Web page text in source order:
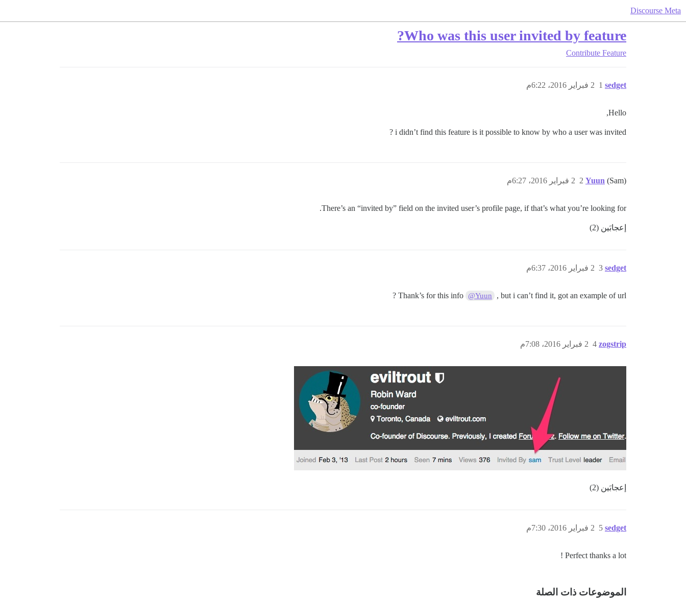
Discourse Meta
Who was this user invited by feature?
Contribute Feature
sedget 2 فبراير 2016، 6:22م 1
Hello,
i didn’t find this feature is it possible to know by who a user was invited ?
Yuun (Sam) 2 فبراير 2016، 6:27م 2
There’s an “invited by” field on the invited user’s profile page, if that’s what you’re looking for.
إعجابَين (2)
sedget 2 فبراير 2016، 6:37م 3
Thank’s for this info @Yuun , but i can’t find it, got an example of url ?
zogstrip 2 فبراير 2016، 7:08م 4
إعجابَين (2)
sedget 2 فبراير 2016، 7:30م 5
Perfect thanks a lot !
الموضوعات ذات الصلة